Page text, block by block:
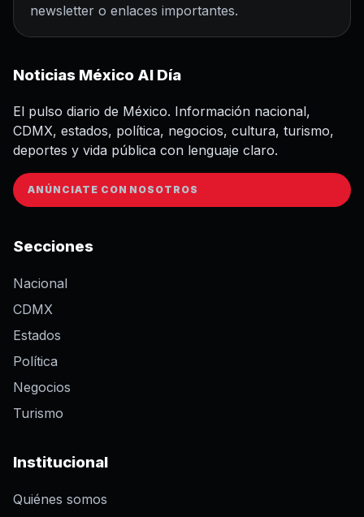
newsletter o enlaces importantes.
Noticias México Al Día
El pulso diario de México. Información nacional,
CDMX, estados, política, negocios, cultura, turismo,
deportes y vida pública con lenguaje claro.
ANÚNCIATE CON NOSOTROS
Secciones
Nacional
CDMX
Estados
Política
Negocios
Turismo
Institucional
Quiénes somos